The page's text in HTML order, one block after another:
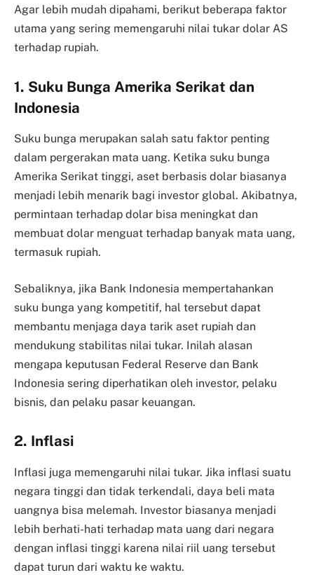
Agar lebih mudah dipahami, berikut beberapa faktor
utama yang sering memengaruhi nilai tukar dolar AS
terhadap rupiah.
1. Suku Bunga Amerika Serikat dan
Indonesia
Suku bunga merupakan salah satu faktor penting
dalam pergerakan mata uang. Ketika suku bunga
Amerika Serikat tinggi, aset berbasis dolar biasanya
menjadi lebih menarik bagi investor global. Akibatnya,
permintaan terhadap dolar bisa meningkat dan
membuat dolar menguat terhadap banyak mata uang,
termasuk rupiah.
Sebaliknya, jika Bank Indonesia mempertahankan
suku bunga yang kompetitif, hal tersebut dapat
membantu menjaga daya tarik aset rupiah dan
mendukung stabilitas nilai tukar. Inilah alasan
mengapa keputusan Federal Reserve dan Bank
Indonesia sering diperhatikan oleh investor, pelaku
bisnis, dan pelaku pasar keuangan.
2. Inflasi
Inflasi juga memengaruhi nilai tukar. Jika inflasi suatu
negara tinggi dan tidak terkendali, daya beli mata
uangnya bisa melemah. Investor biasanya menjadi
lebih berhati-hati terhadap mata uang dari negara
dengan inflasi tinggi karena nilai riil uang tersebut
dapat turun dari waktu ke waktu.